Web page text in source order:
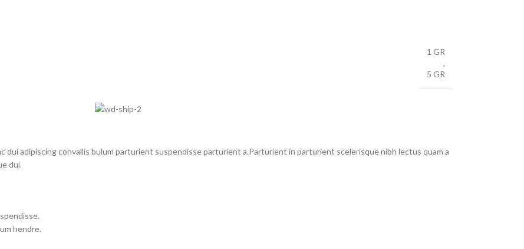
1 GR
,
5 GR
adipiscing convallis bulum parturient suspendisse parturient a.Parturient in parturient scelerisque nibh lectus quam a
dui.
hendre.